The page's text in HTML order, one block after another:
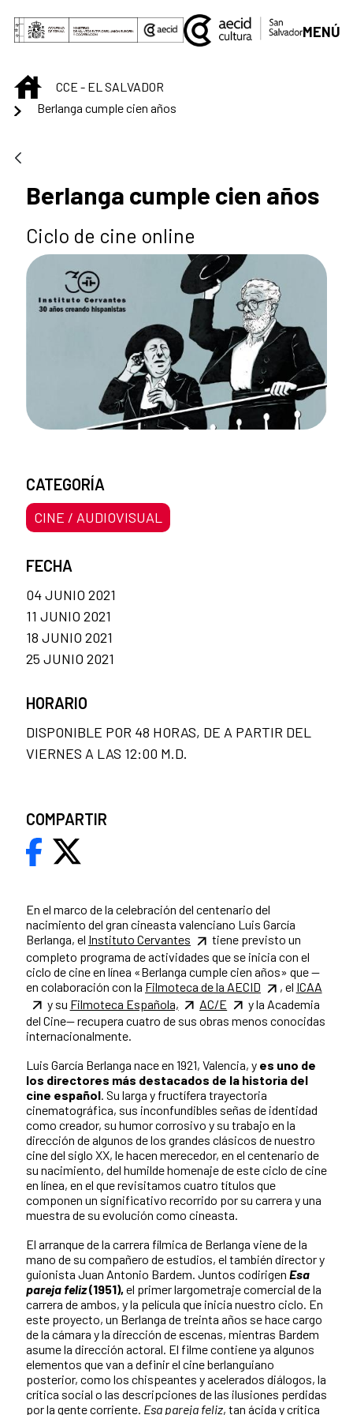
Saltar al contenido principal
MENÚ
INICIOCCE - EL SALVADOR
Berlanga cumple cien años
Berlanga cumple cien años
Ciclo de cine online
En el marco de la celebración del centenario del
nacimiento del gran cineasta valenciano Luis García
Berlanga, el Instituto Cervantes
tiene previsto un
completo programa de actividades que se inicia con el
ciclo de cine en línea «Berlanga cumple cien años» que —
en colaboración con la Filmoteca de la AECID , el ICAA
y su Filmoteca Española, AC/E
y la Academia
del Cine— recupera cuatro de sus obras menos conocidas
internacionalmente.
Luis García Berlanga nace en 1921, Valencia, y es uno de
los directores más destacados de la historia del
cine español. Su larga y fructífera trayectoria
cinematográfica, sus inconfundibles señas de identidad
como creador, su humor corrosivo y su trabajo en la
dirección de algunos de los grandes clásicos de nuestro
cine del siglo XX, le hacen merecedor, en el centenario de
su nacimiento, del humilde homenaje de este ciclo de cine
en línea, en el que revisitamos cuatro títulos que
componen un significativo recorrido por su carrera y una
muestra de su evolución como cineasta.
El arranque de la carrera fílmica de Berlanga viene de la
mano de su compañero de estudios, el también director y
guionista Juan Antonio Bardem. Juntos codirigen Esa
pareja feliz(1951), el primer largometraje comercial de la
carrera de ambos, y la película que inicia nuestro ciclo. En
este proyecto, un Berlanga de treinta años se hace cargo
de la cámara y la dirección de escenas, mientras Bardem
asume la dirección actoral. El filme contiene ya algunos
elementos que van a definir el cine berlanguiano
posterior, como los chispeantes y acelerados diálogos, la
crítica social o las descripciones de las ilusiones perdidas
por la gente corriente. Esa pareja feliz, tan ácida y crítica
CATEGORÍA
CINE / AUDIOVISUAL
FECHA
04 JUNIO 2021
11 JUNIO 2021
18 JUNIO 2021
25 JUNIO 2021
HORARIO
DISPONIBLE POR 48 HORAS, DE A PARTIR DEL
VIERNES A LAS 12:00 M.D.
COMPARTIR